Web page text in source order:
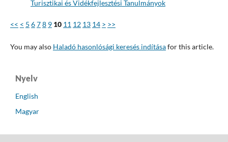
Turisztikai és Vidékfejlesztési Tanulmányok
<< < 5 678 9 10 11 12 13 14 > >>
You may also Haladó hasonlósági keresés indításafor this article.
Nyelv
English
Magyar